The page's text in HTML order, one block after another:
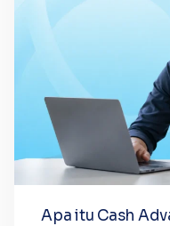
Apa itu Cash